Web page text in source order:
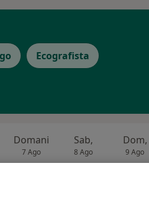
Ecografista
Domani
7 Ago
Sab,
8 Ago
Dom,
9 Ago
ci sono agende disponibili!